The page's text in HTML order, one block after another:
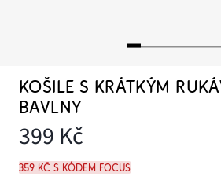
KOŠILE S KRÁTKÝM
BAVLNY
399 Kč
359 Kč s kódem FOCUS